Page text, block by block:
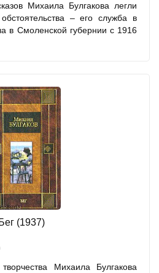
Михаила Булгакова легли
– его служба в
в Смоленской губернии с 1916
Бег (1937)
Михаила Булгакова